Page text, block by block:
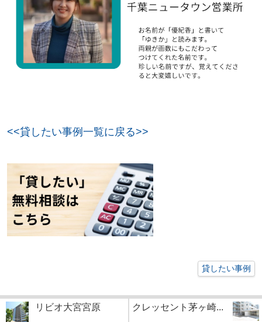
<<貸したい事例一覧に戻る>>
貸したい事例
リビオ大宮宮原 クレッセント茅ヶ崎...